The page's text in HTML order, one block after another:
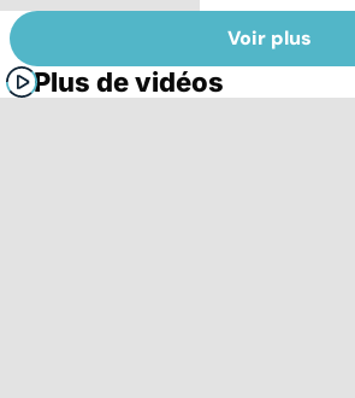
Voir plus
Plus de vidéos